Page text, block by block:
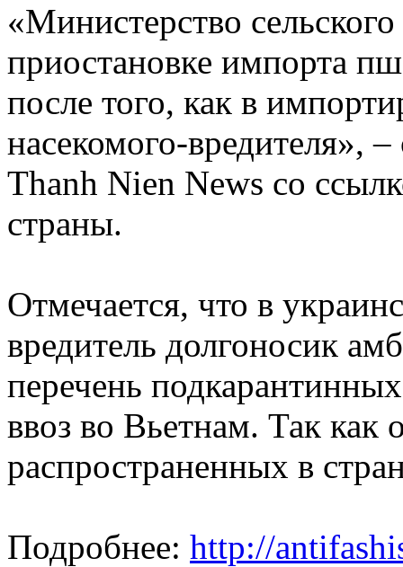
«Министерство
приостановке импорта
после того, как в
насекомого-вредителя»,
Thanh Nien News со
страны.
Отмечается, что в
вредитель долгоносик
перечень
ввоз во Вьетнам. Так как
распространенных в
Подробнее: http://